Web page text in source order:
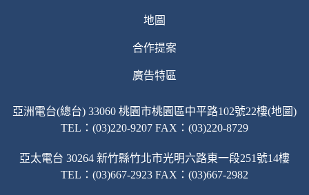
地圖
合作提案
廣告特區
亞洲電台(總台) 33060 桃園市桃園區中平路102號22樓(地圖)
TEL：(03)220-9207 FAX：(03)220-8729
亞太電台 30264 新竹縣竹北市光明六路東一段251號14樓
TEL：(03)667-2923 FAX：(03)667-2982